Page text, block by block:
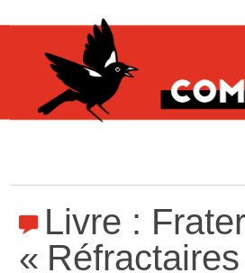
Livre :
«